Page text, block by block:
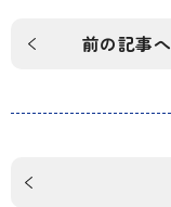
前の記事へ